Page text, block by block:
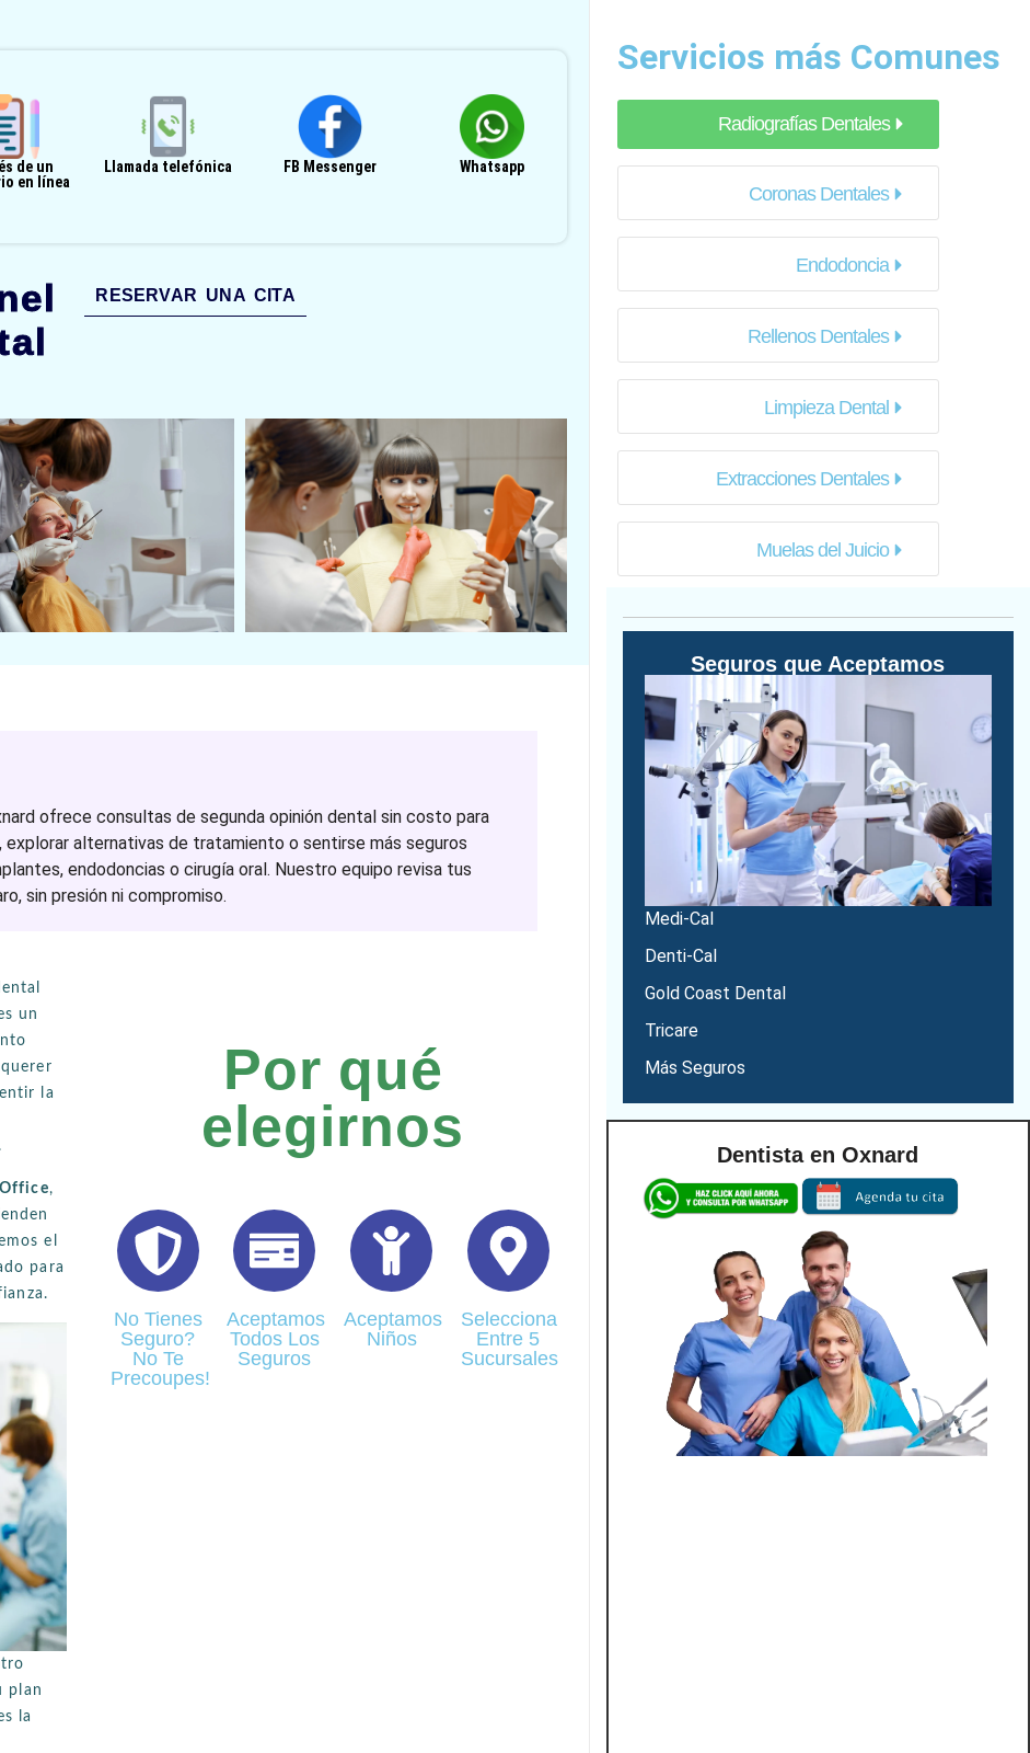
de un
en línea
Llamada telefónica FB Messenger Whatsapp
RESERVAR UNA CITA
ofrece consultas de segunda opinión dental sin costo para
alternativas de tratamiento o sentirse más seguros
endodoncias o cirugía oral. Nuestro equipo revisa tus
sin presión ni compromiso.
un
la
,
el
para
plan
la
Por qué
elegirnos
No Tienes
Seguro?
No Te
Precoupes!
Aceptamos
Todos Los
Seguros
Aceptamos
Niños
Selecciona
Entre 5
Sucursales
Servicios más Comunes
Radiografías Dentales
Coronas Dentales
Endodoncia
Rellenos Dentales
Limpieza Dental
Extracciones Dentales
Muelas del Juicio
Seguros que Aceptamos
Medi-Cal
Denti-Cal
Gold Coast Dental
Tricare
Más Seguros
Dentista en Oxnard